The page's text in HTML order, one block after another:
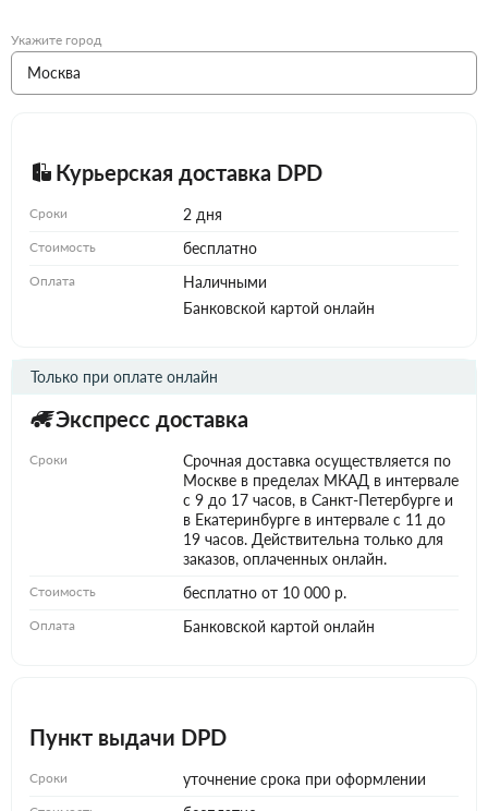
Укажите город
Курьерская доставка DPD
Сроки 2 дня
Стоимость бесплатно
Оплата
Наличными
Банковской картой онлайн
Экспресс доставка
Только при оплате онлайн
Сроки
Срочная доставка осуществляется по
Москве в пределах МКАД в интервале
с 9 до 17 часов, в Санкт-Петербурге и
в Екатеринбурге в интервале с 11 до
19 часов. Действительна только для
заказов, оплаченных онлайн.
Стоимость бесплатно от 10 000 р.
Оплата Банковской картой онлайн
Пункт выдачи DPD
Сроки уточнение срока при оформлении